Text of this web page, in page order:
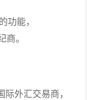
功能，
。
外汇交易商，